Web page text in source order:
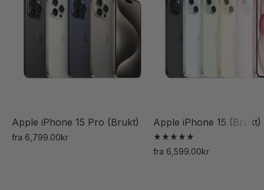
Apple iPhone 15 Pro (Brukt)
fra 6,799.00kr
Apple iPhone 15 (Brukt)
Vurdert
5.00
fra 6,599.00kr